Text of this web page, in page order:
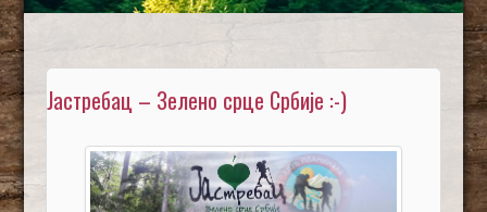
Јастребац – Зелено срце Србије :-)